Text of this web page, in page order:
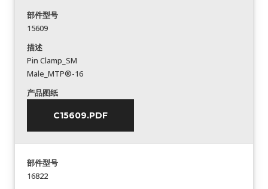
部件型号
15609
描述
Pin Clamp_SM
Male_MTP®-16
产品图纸
C15609.PDF
部件型号
16822